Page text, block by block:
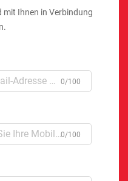
mit Ihnen in Verbindung
0/100
0/100